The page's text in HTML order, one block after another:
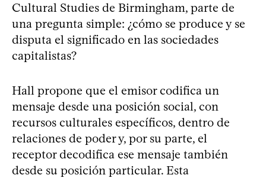
Cultural Studies de Birmingham, parte de
una pregunta simple: ¿cómo se produce y se
disputa el significado en las sociedades
capitalistas?
Hall propone que el emisor codifica un
mensaje desde una posición social, con
recursos culturales específicos, dentro de
relaciones de poder y, por su parte, el
receptor decodifica ese mensaje también
desde su posición particular. Esta